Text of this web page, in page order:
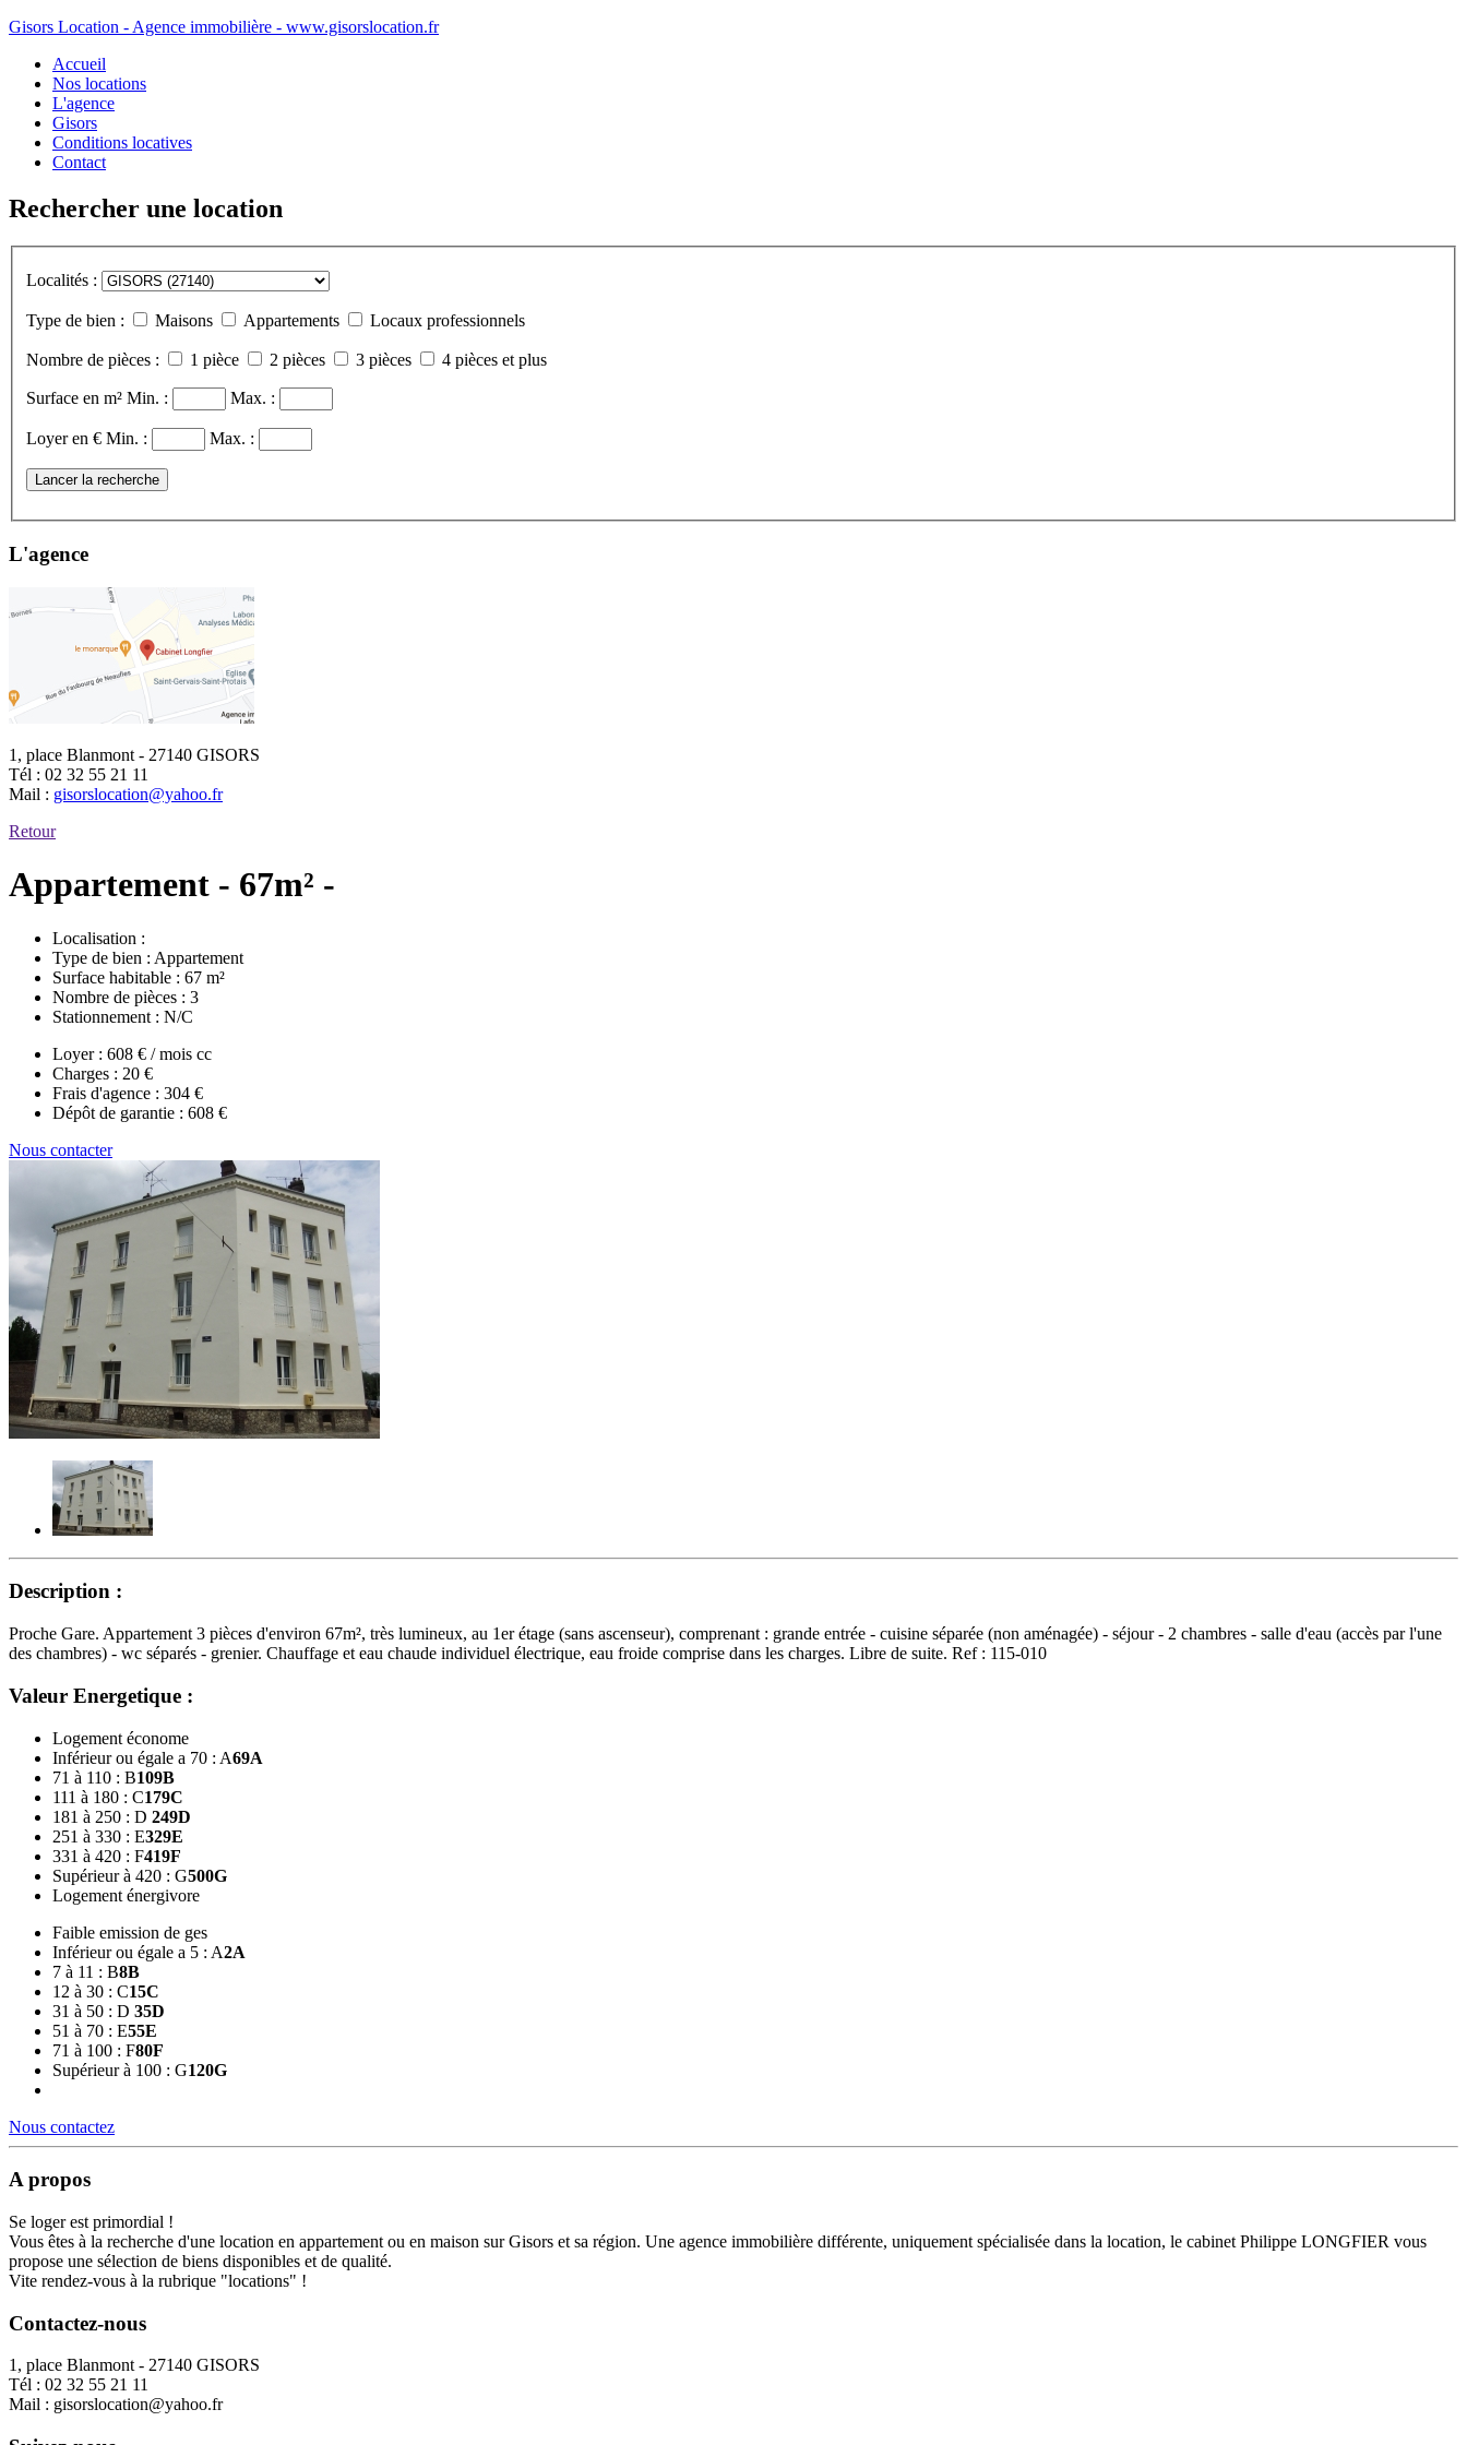
Gisors Location - Agence immobilière - www.gisorslocation.fr
Accueil
Nos locations
L'agence
Gisors
Conditions locatives
Contact
Rechercher une location
Localités :
Type de bien : Maisons Appartements Locaux professionnels
Nombre de pièces : 1 pièce 2 pièces 3 pièces 4 pièces et plus
Surface en m² Min. : Max. :
Loyer en € Min. : Max. :
Lancer la recherche
L'agence
1, place Blanmont - 27140 GISORS
Tél : 02 32 55 21 11
Mail : gisorslocation@yahoo.fr
Retour
Appartement - 67m² -
Localisation :
Type de bien : Appartement
Surface habitable : 67 m²
Nombre de pièces : 3
Stationnement : N/C
Loyer : 608 € / mois cc
Charges : 20 €
Frais d'agence : 304 €
Dépôt de garantie : 608 €
Nous contacter
Description :
Proche Gare. Appartement 3 pièces d'environ 67m², très lumineux, au 1er étage (sans ascenseur), comprenant : grande entrée - cuisine séparée (non aménagée) - séjour - 2 chambres - salle d'eau (accès par l'une
des chambres) - wc séparés - grenier. Chauffage et eau chaude individuel électrique, eau froide comprise dans les charges. Libre de suite. Ref : 115-010
Valeur Energetique :
Logement économe
Inférieur ou égale a 70 : A69A
71 à 110 : B109B
111 à 180 : C179C
181 à 250 : D 249D
251 à 330 : E329E
331 à 420 : F419F
Supérieur à 420 : G500G
Logement énergivore
Faible emission de ges
Inférieur ou égale a 5 : A2A
7 à 11 : B8B
12 à 30 : C15C
31 à 50 : D 35D
51 à 70 : E55E
71 à 100 : F80F
Supérieur à 100 : G120G
Nous contactez
A propos
Se loger est primordial !
Vous êtes à la recherche d'une location en appartement ou en maison sur Gisors et sa région. Une agence immobilière différente, uniquement spécialisée dans la location, le cabinet Philippe LONGFIER vous
propose une sélection de biens disponibles et de qualité.
Vite rendez-vous à la rubrique "locations" !
Contactez-nous
1, place Blanmont - 27140 GISORS
Tél : 02 32 55 21 11
Mail : gisorslocation@yahoo.fr